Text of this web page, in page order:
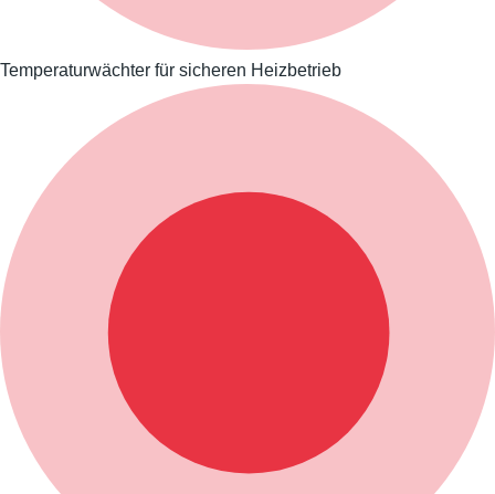
Temperaturwächter für sicheren Heizbetrieb